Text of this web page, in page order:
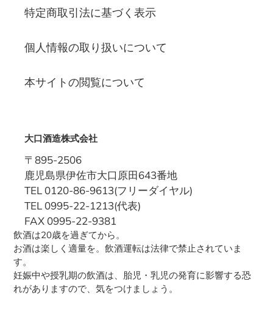
特定商取引法に基づく表示
個人情報の取り扱いについて
本サイトの閲覧について
大口酒造株式会社
〒895-2506
鹿児島県伊佐市大口原田643番地
TEL 0120-86-9613(フリーダイヤル)
TEL 0995-22-1213(代表)
FAX 0995-22-9381
飲酒は20歳を過ぎてから。
お酒は楽しく適量を。飲酒運転は法律で禁止されていま
す。
妊娠中や授乳期の飲酒は、胎児・乳児の発育に影響する恐
れがありますので、気をつけましょう。